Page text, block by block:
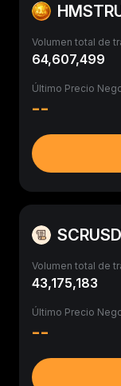
Volumen total de
64,607,499
Último Precio
--
Volumen total de
43,175,183
Último Precio
--